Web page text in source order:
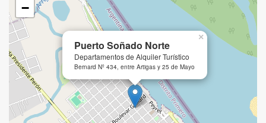
Puerto Soñado Norte
Departamentos de Alquiler Turístico
Bernard Nº 434, entre Artigas y 25 de Mayo
×
−